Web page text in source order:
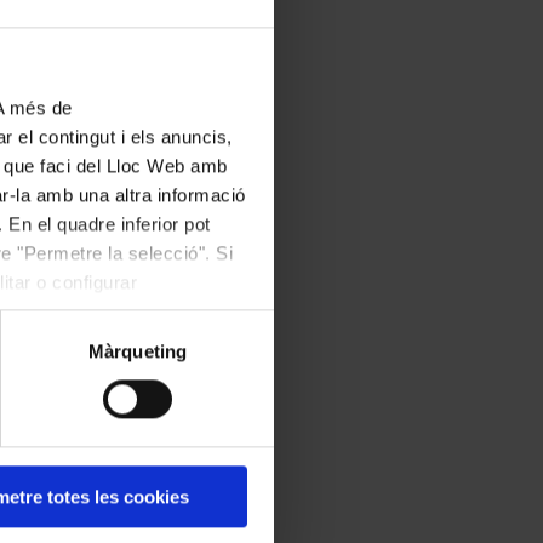
més de
el contingut i els anuncis,
faci del Lloc Web amb
la amb una altra informació
el quadre inferior pot
"Permetre la selecció". Si
o configurar
Màrqueting
totes les cookies
de les seves
gran comprensió,
Els
Hall de
que s’han
major, KV 331,
explica el crític
de mà de
el primer moviment
minuet amb
que lesSonates